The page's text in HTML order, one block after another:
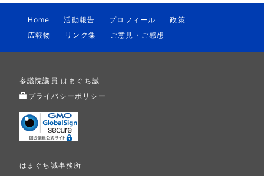
Home 活動報告 プロフィール
政策
広報物
リンク集 ご意見・ご感想
参議院議員 はまぐち誠
プライバシーポリシー
はまぐち誠事務所